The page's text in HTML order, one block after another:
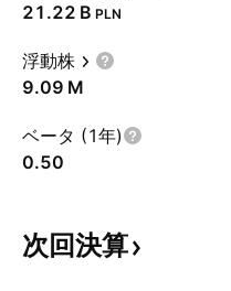
‪21.22 B‬ PLN
浮動株
‪9.09 M‬
ベータ (1年)
0.50
次回決算